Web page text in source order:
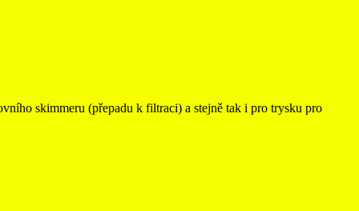
skimmeru (přepadu k filtraci) a stejně tak i pro trysku pro